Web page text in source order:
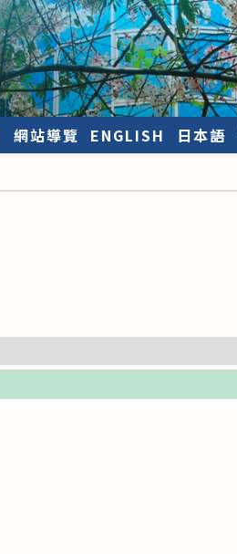
網站導覽 ENGLISH 日本語